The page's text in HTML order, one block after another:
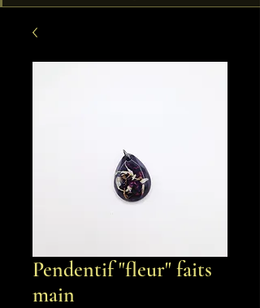
Pendentif "fleur" faits
main